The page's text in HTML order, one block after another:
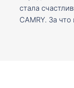
стала
CAMRY. За